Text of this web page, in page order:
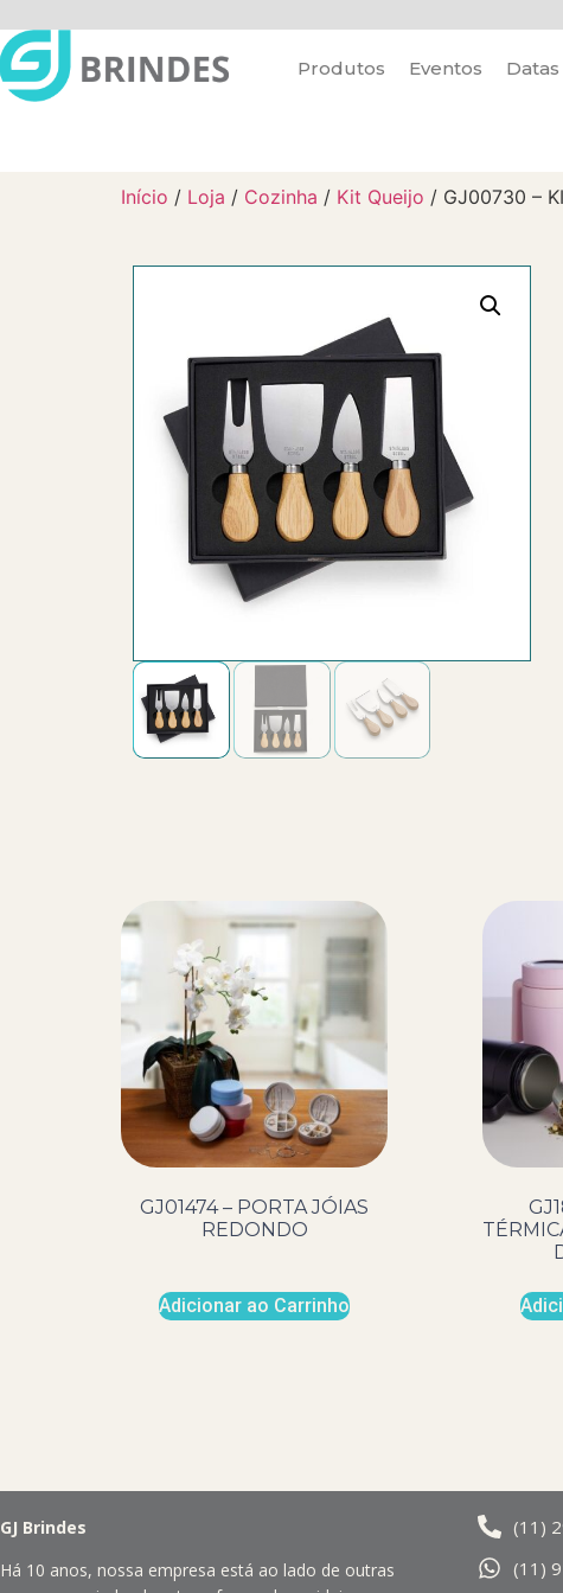
Produtos Eventos
Início / Loja / Cozinha / Kit Queijo / GJ00730 –
GJ01474 – PORTA JÓIAS
REDONDO
Adicionar ao Carrinho
GJ Brindes
Há 10 anos, nossa empresa está ao lado de outras
(11)
(11)